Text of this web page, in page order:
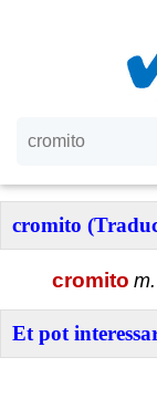
cromito
cromito m.
Et pot